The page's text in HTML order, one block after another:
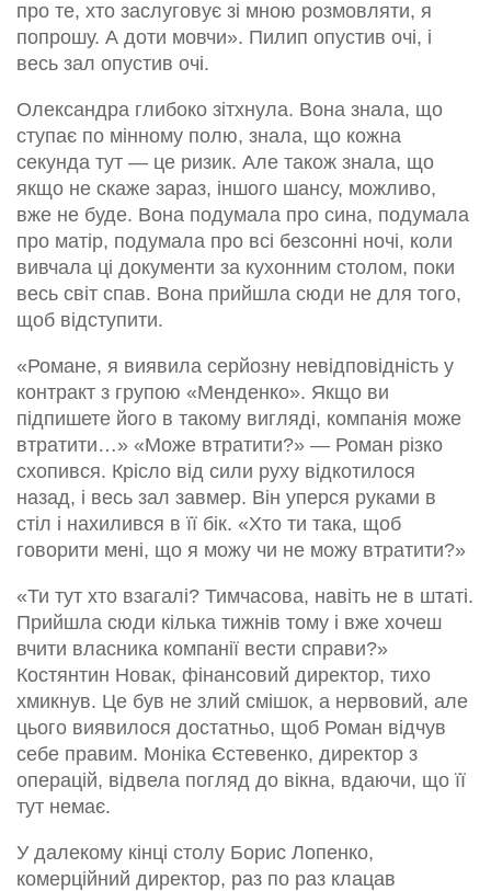
про те, хто заслуговує зі мною розмовляти, я
попрошу. А доти мовчи». Пилип опустив очі, і
весь зал опустив очі.
Олександра глибоко зітхнула. Вона знала, що
ступає по мінному полю, знала, що кожна
секунда тут — це ризик. Але також знала, що
якщо не скаже зараз, іншого шансу, можливо,
вже не буде. Вона подумала про сина, подумала
про матір, подумала про всі безсонні ночі, коли
вивчала ці документи за кухонним столом, поки
весь світ спав. Вона прийшла сюди не для того,
щоб відступити.
«Романе, я виявила серйозну невідповідність у
контракт з групою «Менденко». Якщо ви
підпишете його в такому вигляді, компанія може
втратити…» «Може втратити?» — Роман різко
схопився. Крісло від сили руху відкотилося
назад, і весь зал завмер. Він уперся руками в
стіл і нахилився в її бік. «Хто ти така, щоб
говорити мені, що я можу чи не можу втратити?»
«Ти тут хто взагалі? Тимчасова, навіть не в штаті.
Прийшла сюди кілька тижнів тому і вже хочеш
вчити власника компанії вести справи?»
Костянтин Новак, фінансовий директор, тихо
хмикнув. Це був не злий смішок, а нервовий, але
цього виявилося достатньо, щоб Роман відчув
себе правим. Моніка Єстевенко, директор з
операцій, відвела погляд до вікна, вдаючи, що її
тут немає.
У далекому кінці столу Борис Лопенко,
комерційний директор, раз по раз клацав